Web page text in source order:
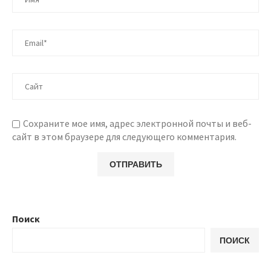
Сохраните мое имя, адрес электронной почты и веб-
сайт в этом браузере для следующего комментария.
Поиск
ПОИСК